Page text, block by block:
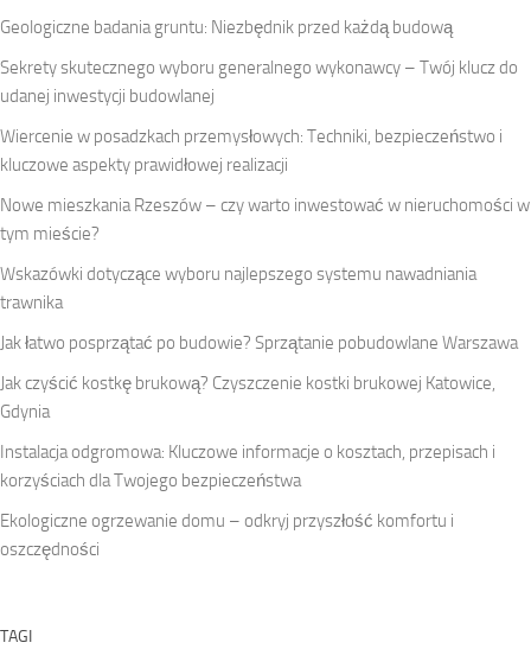
Geologiczne badania gruntu: Niezbędnik przed każdą budową
Sekrety skutecznego wyboru generalnego wykonawcy – Twój klucz do
udanej inwestycji budowlanej
Wiercenie w posadzkach przemysłowych: Techniki, bezpieczeństwo i
kluczowe aspekty prawidłowej realizacji
Nowe mieszkania Rzeszów – czy warto inwestować w nieruchomości w
tym mieście?
Wskazówki dotyczące wyboru najlepszego systemu nawadniania
trawnika
Jak łatwo posprzątać po budowie? Sprzątanie pobudowlane Warszawa
Jak czyścić kostkę brukową? Czyszczenie kostki brukowej Katowice,
Gdynia
Instalacja odgromowa: Kluczowe informacje o kosztach, przepisach i
korzyściach dla Twojego bezpieczeństwa
Ekologiczne ogrzewanie domu – odkryj przyszłość komfortu i
oszczędności
TAGI